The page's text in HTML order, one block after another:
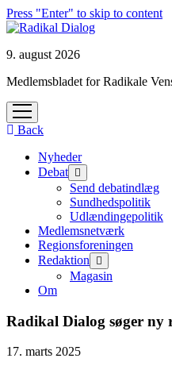
Press "Enter" to skip to content
9. august 2026
Medlemsbladet for Radikale
open
menu
Back
Nyheder
Debat open
menu
Send debatindlæg
Sundhedspolitik
Udlændingepolitik
Medlemsnetværk
Regionsforeningen
Redaktion
open
menu
Magasin
Om
Radikal Dialog søger ny
17. marts 2025